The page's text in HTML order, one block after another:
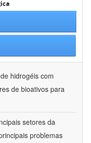
hidrogéis com
de bioativos para
setores da
problemas